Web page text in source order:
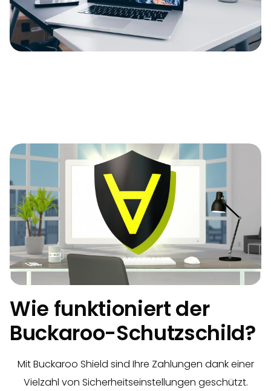
Wie funktioniert der
Buckaroo-Schutzschild?
Mit Buckaroo Shield sind Ihre Zahlungen dank einer
Vielzahl von Sicherheitseinstellungen geschützt.